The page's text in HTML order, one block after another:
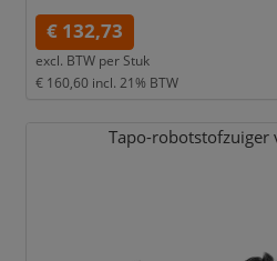
€ 132,73
excl. BTW per Stuk
€ 160,60 incl. 21% BTW
Tapo-robotstofzuiger